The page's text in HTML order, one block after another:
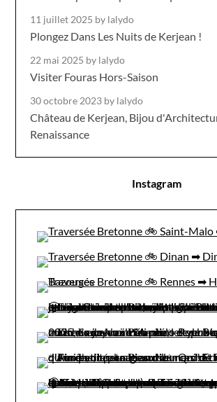
11 juillet 2025 by lalydo
Plongez Dans Les Nuits de Kerjean !
22 mai 2025 by lalydo
Visiter Fouras Hors-Saison
30 octobre 2023 by lalydo
Château de Kerjean, Bijou
Renaissance
Instagram